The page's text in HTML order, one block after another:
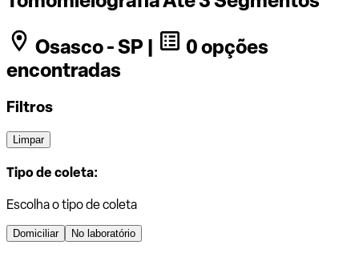
Osasco - SP |
0 opções
encontradas
Filtros
Limpar
Tipo de coleta:
Escolha o tipo de coleta
Domiciliar No laboratório